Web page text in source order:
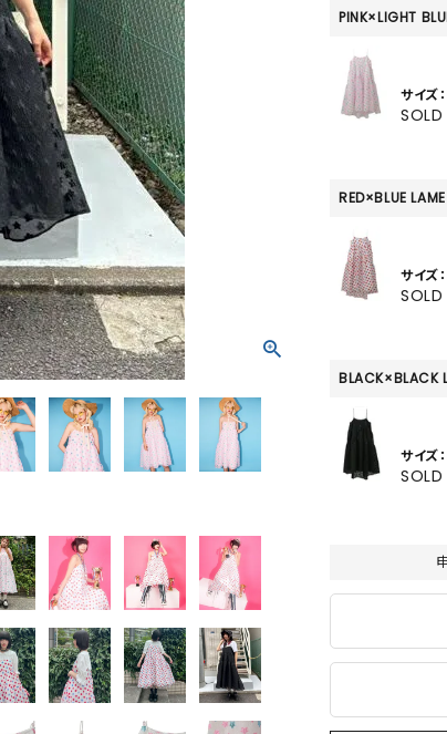
SKIRT PINK×LIGHT
サイズ
RED×BLUE LAME
サイズ
BLACK×BLACK
サイズ